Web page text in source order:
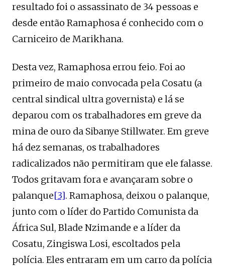
resultado foi o assassinato de 34 pessoas e
desde então Ramaphosa é conhecido com o
Carniceiro de Marikhana.
Desta vez, Ramaphosa errou feio. Foi ao
primeiro de maio convocada pela Cosatu (a
central sindical ultra governista) e lá se
deparou com os trabalhadores em greve da
mina de ouro da Sibanye Stillwater. Em greve
há dez semanas, os trabalhadores
radicalizados não permitiram que ele falasse.
Todos gritavam fora e avançaram sobre o
palanque[3]. Ramaphosa, deixou o palanque,
junto com o líder do Partido Comunista da
África Sul, Blade Nzimande e a líder da
Cosatu, Zingiswa Losi, escoltados pela
polícia. Eles entraram em um carro da polícia